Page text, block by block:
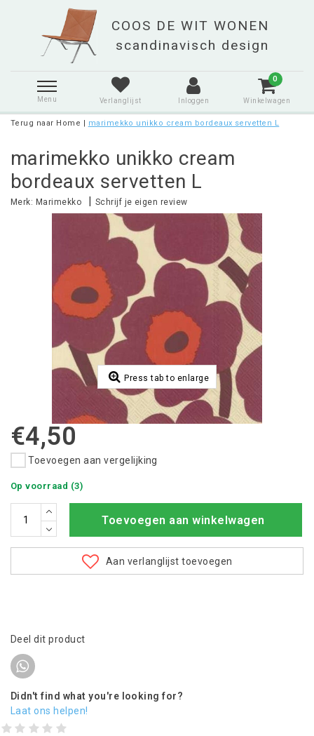
Menu Verlanglijst Inloggen
0
Winkelwagen
Terug naar Home | marimekko unikko cream bordeaux servetten L
marimekko unikko cream
bordeaux servetten L
Merk: Marimekko | Schrijf je eigen review
Press tab to enlarge
€4,50
Toevoegen aan vergelijking
Op voorraad (3)
Toevoegen aan winkelwagen
Aan verlanglijst toevoegen
Deel dit product
Didn't find what you're looking for?
Laat ons helpen!